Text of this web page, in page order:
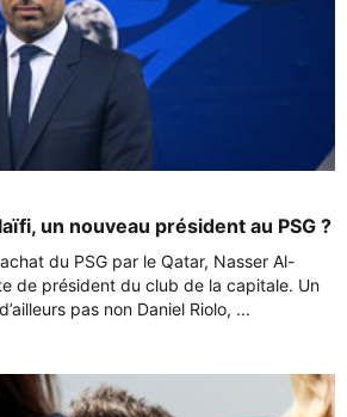
un nouveau président au PSG ?
du PSG par le Qatar, Nasser Al-
de président du club de la capitale. Un
pas non Daniel Riolo, ...